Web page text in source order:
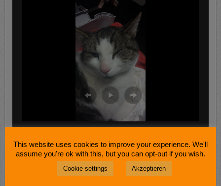
TEILEN MIT:
WhatsApp
Drucken
This website uses cookies to improve your experience. We'll
assume you're ok with this, but you can opt-out if you wish.
Cookie settings Akzeptieren